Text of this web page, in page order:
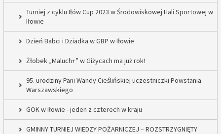
Turniej z cyklu Iłów Cup 2023 w Środowiskowej Hali Sportowej w
Iłowie
Dzień Babci i Dziadka w GBP w Iłowie
Żłobek „Maluch+” w Giżycach ma już rok!
95. urodziny Pani Wandy Cieślińskiej uczestniczki Powstania
Warszawskiego
GOK w Iłowie - jeden z czterech w kraju
GMINNY TURNIEJ WIEDZY POŻARNICZEJ – ROZSTRZYGNIĘTY